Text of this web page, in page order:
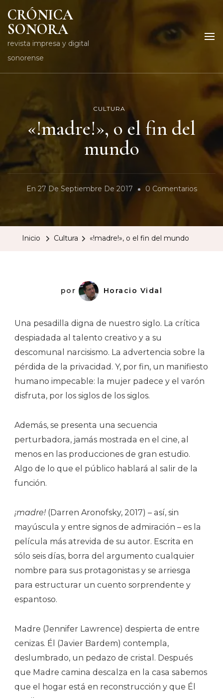
CRÓNICA
SONORA
revista impresa y digital
sonorense
CULTURA
«!madre!», o el fin del
mundo
En 27 De Septiembre De 2017 0 ComentariosEn
Inicio Cultura «!madre!», o el fin del mundo
por Horacio Vidal
Una pesadilla digna de nuestro siglo. La crítica
despiadada al talento creativo y a su
descomunal narcisismo. La advertencia sobre la
pérdida de la privacidad. Y, por fin, un manifiesto
humano impecable: la mujer padece y el varón
disfruta, por los siglos de los siglos.
Además, se presenta una secuencia
perturbadora, jamás mostrada en el cine, al
menos en las producciones de gran estudio.
Algo de lo que el público hablará al salir de la
función.
¡madre! (Darren Aronofsky, 2017) – así, sin
mayúscula y entre signos de admiración – es la
película más atrevida de su autor. Escrita en
sólo seis días, borra del argumento cualquier
nombre para sus protagonistas y se arriesga
para estructurar un cuento sorprendente y
espantoso.
Madre (Jennifer Lawrence) despierta de entre
cenizas. Él (Javier Bardem) contempla,
deslumbrado, un pedazo de cristal. Después
que Madre camina descalza en la casa sabemos
que el hogar está en reconstrucción y que Él